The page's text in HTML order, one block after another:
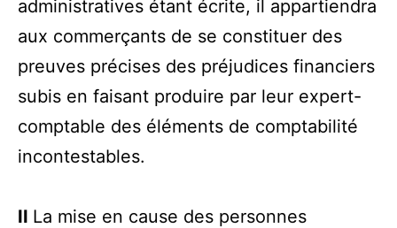
administratives étant écrite, il appartiendra
aux commerçants de se constituer des
preuves précises des préjudices financiers
subis en faisant produire par leur expert-
comptable des éléments de comptabilité
incontestables.
II La mise en cause des personnes